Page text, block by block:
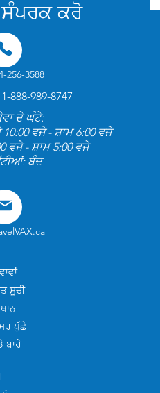
ਸੰਪਰਕ ਕਰੋ
256-3588
888-989-8747
ਦੇ ਘੰਟੇ:
ਵਜੇ - ਸ਼ਾਮ 6:00 ਵਜੇ
ਵਜੇ - ਸ਼ਾਮ 5:00 ਵਜੇ
ਬੰਦ
ਸੂਚੀ
ਪੁੱਛੇ
ਬਾਰੇ